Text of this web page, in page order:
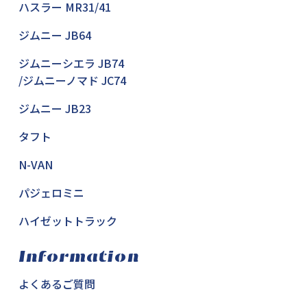
ハスラー MR31/41
ジムニー JB64
ジムニーシエラ JB74
/ジムニーノマド JC74
ジムニー JB23
タフト
N-VAN
パジェロミニ
ハイゼットトラック
Information
よくあるご質問